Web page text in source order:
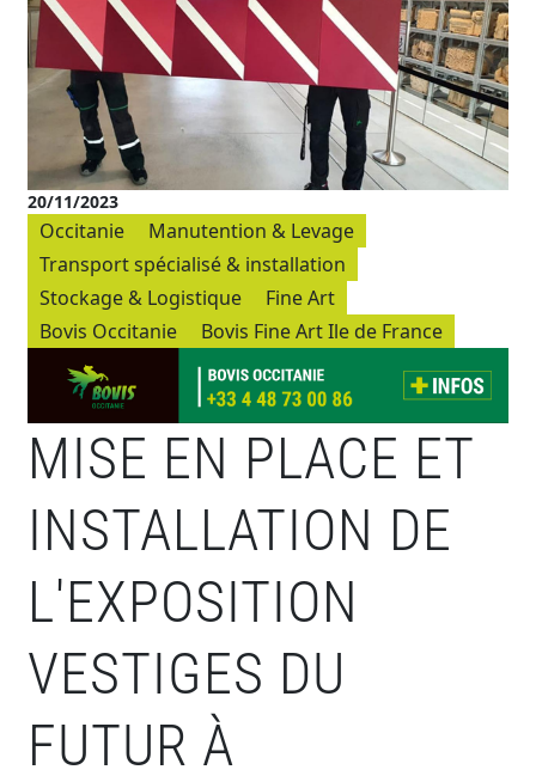
20/11/2023
Occitanie
Manutention & Levage
Transport spécialisé & installation
Stockage & Logistique
Fine Art
Bovis Occitanie
Bovis Fine Art Ile de France
MISE EN PLACE ET
INSTALLATION DE
L'EXPOSITION
VESTIGES DU
FUTUR À